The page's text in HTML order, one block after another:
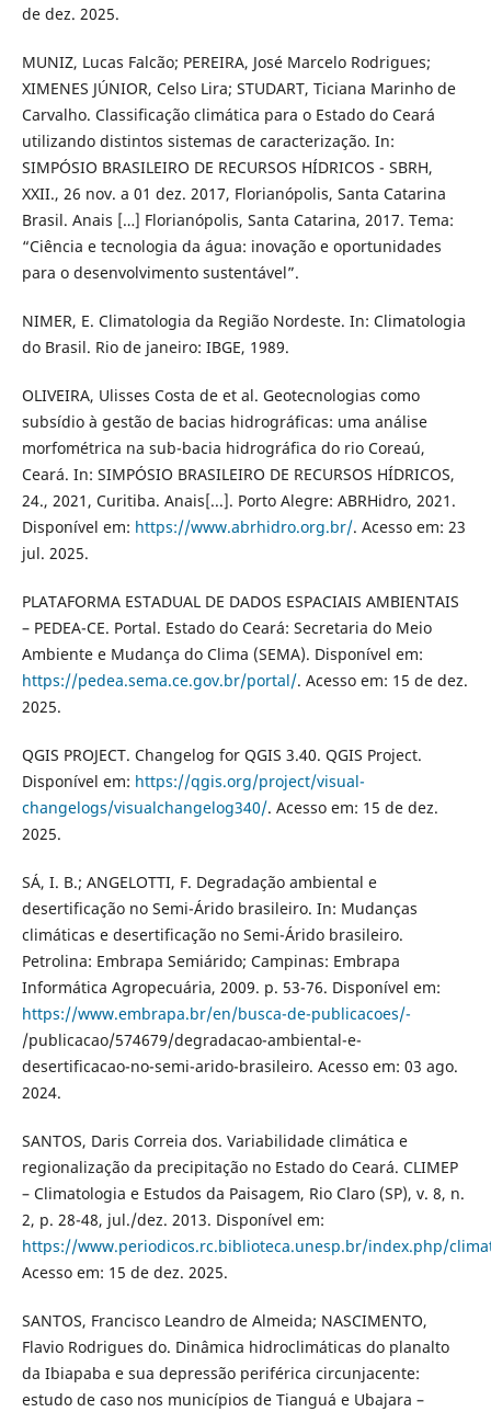
de dez. 2025.
MUNIZ, Lucas Falcão; PEREIRA, José Marcelo Rodrigues;
XIMENES JÚNIOR, Celso Lira; STUDART, Ticiana Marinho de
Carvalho. Classificação climática para o Estado do Ceará
utilizando distintos sistemas de caracterização. In:
SIMPÓSIO BRASILEIRO DE RECURSOS HÍDRICOS - SBRH,
XXII., 26 nov. a 01 dez. 2017, Florianópolis, Santa Catarina
Brasil. Anais […] Florianópolis, Santa Catarina, 2017. Tema:
“Ciência e tecnologia da água: inovação e oportunidades
para o desenvolvimento sustentável”.
NIMER, E. Climatologia da Região Nordeste. In: Climatologia
do Brasil. Rio de janeiro: IBGE, 1989.
OLIVEIRA, Ulisses Costa de et al. Geotecnologias como
subsídio à gestão de bacias hidrográficas: uma análise
morfométrica na sub-bacia hidrográfica do rio Coreaú,
Ceará. In: SIMPÓSIO BRASILEIRO DE RECURSOS HÍDRICOS,
24., 2021, Curitiba. Anais[...]. Porto Alegre: ABRHidro, 2021.
Disponível em: https://www.abrhidro.org.br/. Acesso em: 23
jul. 2025.
PLATAFORMA ESTADUAL DE DADOS ESPACIAIS AMBIENTAIS
– PEDEA-CE. Portal. Estado do Ceará: Secretaria do Meio
Ambiente e Mudança do Clima (SEMA). Disponível em:
https://pedea.sema.ce.gov.br/portal/. Acesso em: 15 de dez.
2025.
QGIS PROJECT. Changelog for QGIS 3.40. QGIS Project.
Disponível em: https://qgis.org/project/visual-
changelogs/visualchangelog340/. Acesso em: 15 de dez.
2025.
SÁ, I. B.; ANGELOTTI, F. Degradação ambiental e
desertificação no Semi-Árido brasileiro. In: Mudanças
climáticas e desertificação no Semi-Árido brasileiro.
Petrolina: Embrapa Semiárido; Campinas: Embrapa
Informática Agropecuária, 2009. p. 53-76. Disponível em:
https://www.embrapa.br/en/busca-de-publicacoes/-
/publicacao/574679/degradacao-ambiental-e-
desertificacao-no-semi-arido-brasileiro. Acesso em: 03 ago.
2024.
SANTOS, Daris Correia dos. Variabilidade climática e
regionalização da precipitação no Estado do Ceará. CLIMEP
– Climatologia e Estudos da Paisagem, Rio Claro (SP), v. 8, n.
2, p. 28-48, jul./dez. 2013. Disponível em:
https://www.periodicos.rc.biblioteca.unesp.br/index.php/
Acesso em: 15 de dez. 2025.
SANTOS, Francisco Leandro de Almeida; NASCIMENTO,
Flavio Rodrigues do. Dinâmica hidroclimáticas do planalto
da Ibiapaba e sua depressão periférica circunjacente:
estudo de caso nos municípios de Tianguá e Ubajara –